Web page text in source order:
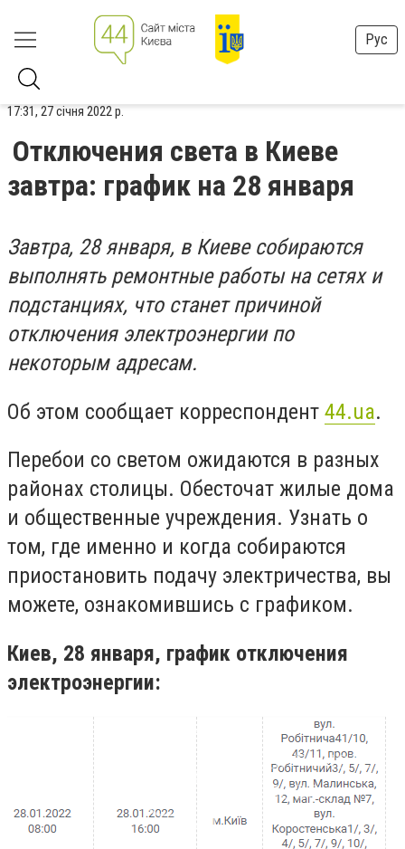
Рус
17:31, 27 січня 2022 р.
Отключения света в Киеве
завтра: график на 28 января
Завтра, 28 января, в Киеве собираются
выполнять ремонтные работы на сетях и
подстанциях, что станет причиной
отключения электроэнергии по
некоторым адресам.
Об этом сообщает корреспондент 44.ua.
Перебои со светом ожидаются в разных
районах столицы. Обесточат жилые дома
и общественные учреждения. Узнать о
том, где именно и когда собираются
приостановить подачу электричества, вы
можете, ознакомившись с графиком.
Киев, 28 января, график отключения
электроэнергии: